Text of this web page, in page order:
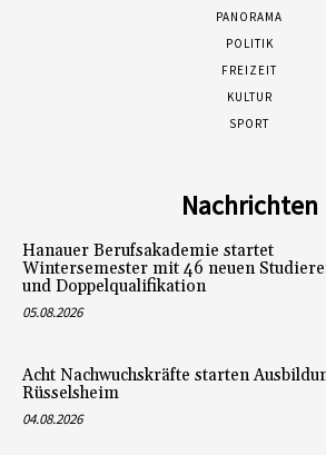
PANORAMA
POLITIK
FREIZEIT
KULTUR
SPORT
Nachrichten
Hanauer Berufsakademie startet
Wintersemester mit 46 neuen
und Doppelqualifikation
05.08.2026
Acht Nachwuchskräfte starten
Rüsselsheim
04.08.2026